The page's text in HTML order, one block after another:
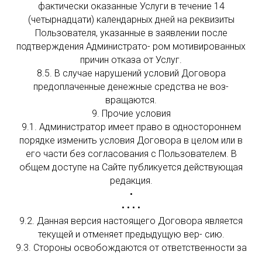
фактически оказанные Услуги в течение 14
(четырнадцати) календарных дней на реквизиты
Пользователя, указанные в заявлении после
подтверждения Администрато- ром мотивированных
причин отказа от Услуг.
8.5. В случае нарушений условий Договора
предоплаченные денежные средства не воз-
вращаются.
9. Прочие условия
9.1. Администратор имеет право в одностороннем
порядке изменить условия Договора в целом или в
его части без согласования с Пользователем. В
общем доступе на Сайте публикуется действующая
редакция.
•
• • • •
9.2. Данная версия настоящего Договора является
текущей и отменяет предыдущую вер- сию.
9.3. Стороны освобождаются от ответственности за